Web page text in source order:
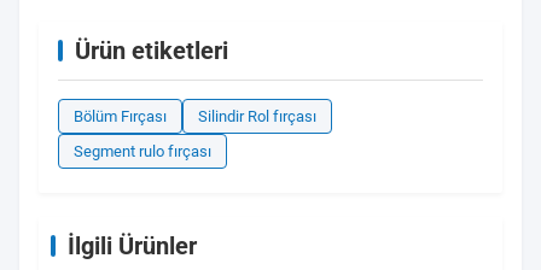
Ürün etiketleri
Bölüm Fırçası
Silindir Rol fırçası
Segment rulo fırçası
İlgili Ürünler